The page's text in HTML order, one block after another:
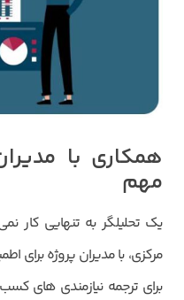
همکاری با
مهم
یک تحلیلگر به تنهایی کار
مرکزی، با مدیران پروژه برای
برای ترجمه نیازمندی های